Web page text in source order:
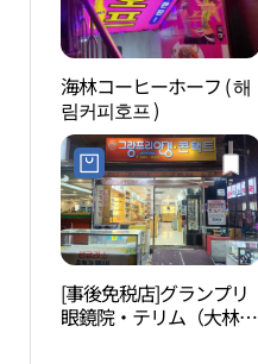
海林コーヒーホーフ ( 해
림커피호프 )
[事後免税店]グランプリ
眼鏡院・テリム（大林）